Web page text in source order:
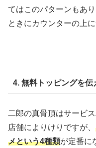
てはこのパターンもあ
ときにカウンターの上
4. 無料トッピングを伝
二郎の真骨頂はサービ
店舗によりけりですが、
メという4種類が定番に